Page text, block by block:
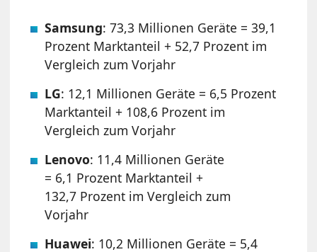
Samsung: 73,3 Millionen Geräte = 39,1
Prozent Marktanteil + 52,7 Prozent im
Vergleich zum Vorjahr
LG: 12,1 Millionen Geräte = 6,5 Prozent
Marktanteil + 108,6 Prozent im
Vergleich zum Vorjahr
Lenovo: 11,4 Millionen Geräte
= 6,1 Prozent Marktanteil +
132,7 Prozent im Vergleich zum
Vorjahr
Huawei: 10,2 Millionen Geräte = 5,4